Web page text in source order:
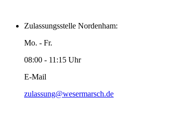
Zulassungsstelle Nordenham:
Mo. - Fr.
08:00 - 11:15 Uhr
E-Mail
zulassung@wesermarsch.de